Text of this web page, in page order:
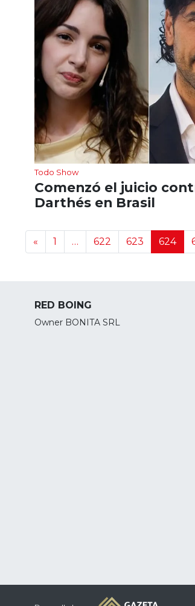
Todo Show
Comenzó el juicio
Darthés en Brasil
Navegación de
« 1 … 622 623 624
RED BOING
Owner BONITA SRL